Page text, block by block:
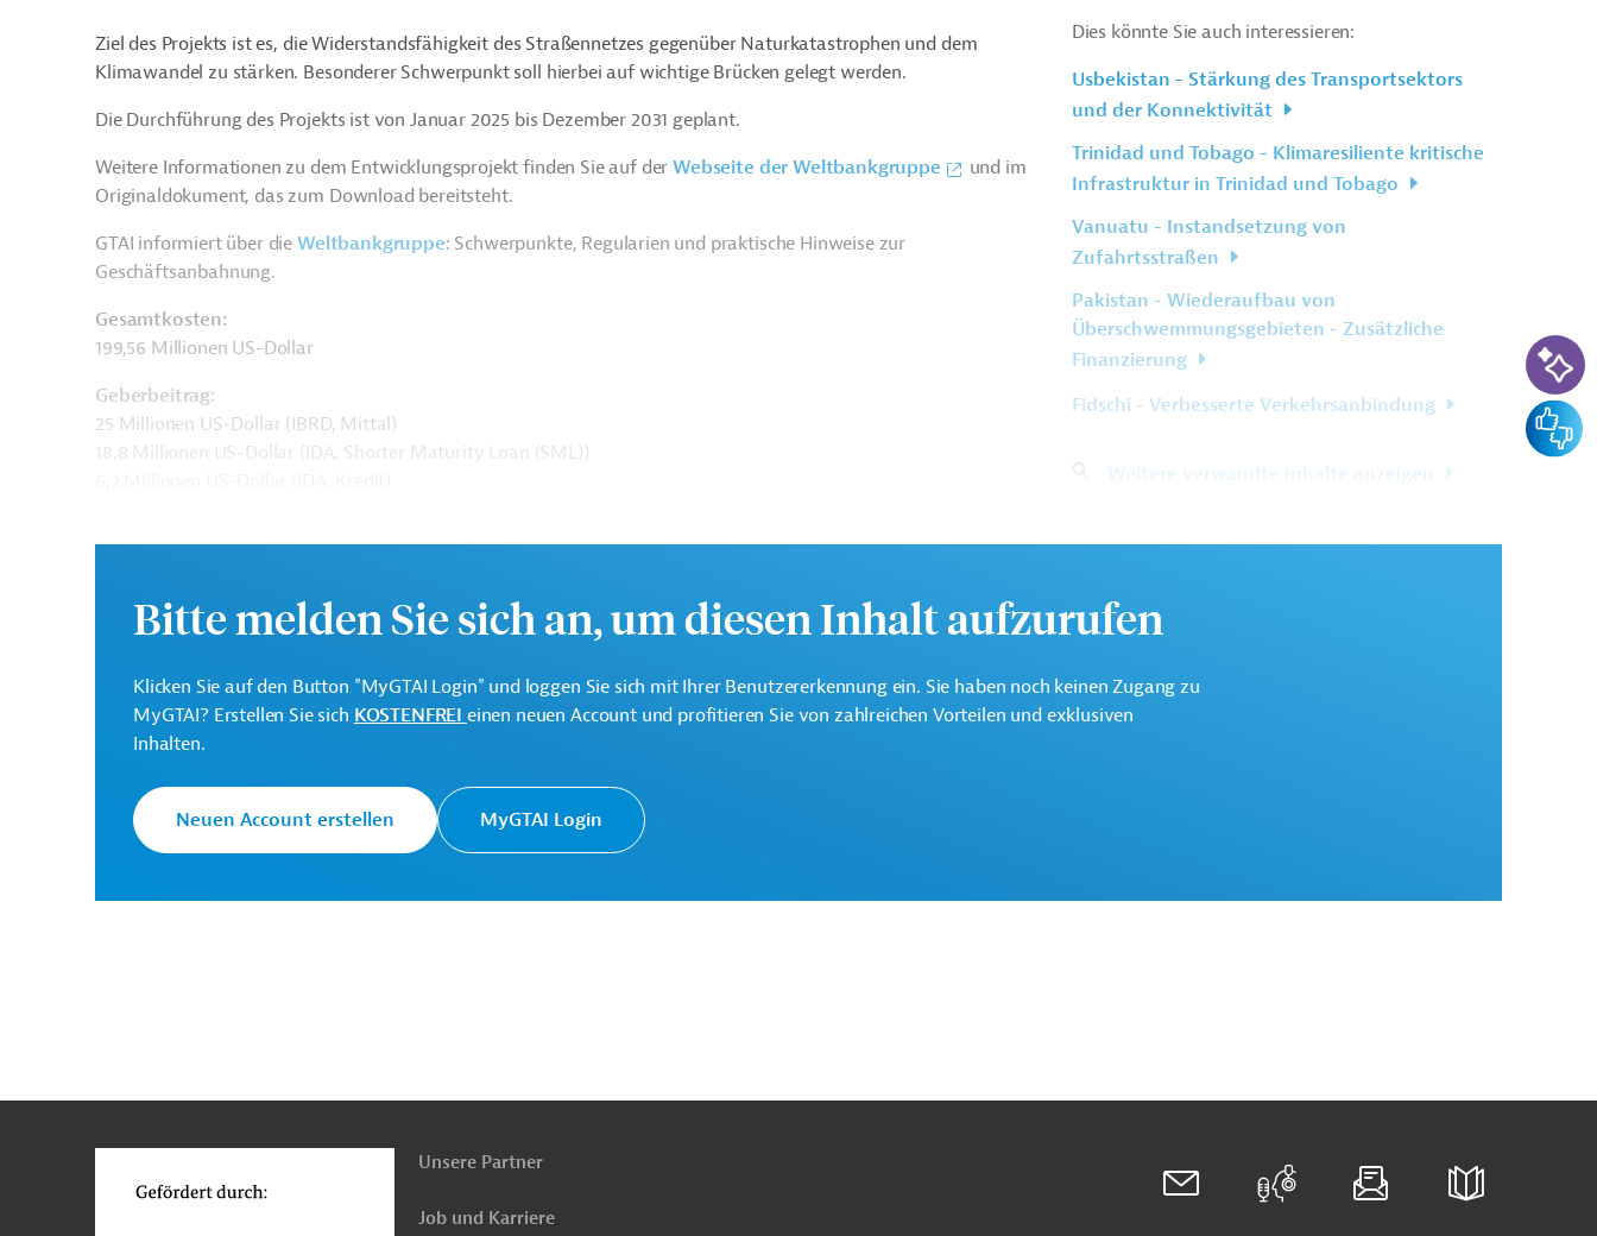
Ziel des Projekts ist es, die Widerstandsfähigkeit des Straßennetzes gegenüber Naturkatastrophen und dem
Klimawandel zu stärken. Besonderer Schwerpunkt soll hierbei auf wichtige Brücken gelegt werden.
Die Durchführung des Projekts ist von Januar 2025 bis Dezember 2031 geplant.
Weitere Informationen zu dem Entwicklungsprojekt finden Sie auf derWebseite der Weltbankgruppe
und im
Originaldokument, das zum Download bereitsteht.
GTAI informiert über die Weltbankgruppe: Schwerpunkte, Regularien und praktische Hinweise zur
Geschäftsanbahnung.
Gesamtkosten:
199,56 Millionen US-Dollar
Geberbeitrag:
25 Millionen US-Dollar (IBRD, Mittal)
18,8 Millionen US-Dollar (IDA, Shorter Maturity Loan (SML))
Weltbank
Die Weltbankgruppe ist eine der weltweit größten multilateralen
Fiji Roads Authority Projektträger
(PDF; 2,0 MB)
Dies könnte Sie auch interessieren:
Usbekistan - Stärkung des Transportsektors
und der Konnektivität
Trinidad und Tobago - Klimaresiliente kritische
Infrastruktur in Trinidad und Tobago
Vanuatu - Instandsetzung von
Zufahrtsstraßen
Pakistan - Wiederaufbau von
Überschwemmungsgebieten - Zusätzliche
Finanzierung
Fidschi - Verbesserte Verkehrsanbindung
Bitte melden Sie sich an, um diesen Inhalt aufzurufen
Klicken Sie auf den Button "MyGTAI Login" und loggen Sie sich mit Ihrer Benutzererkennung ein. Sie haben noch keinen Zugang zu
MyGTAI? Erstellen Sie sich KOSTENFREI einen neuen Account und profitieren Sie von zahlreichen Vorteilen und exklusiven
Inhalten.
Neuen Account erstellen MyGTAI Login
oben
Unsere Partner
Job und Karriere
KI-